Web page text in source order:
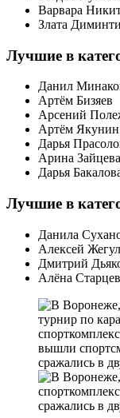
Варвара
Злата
Лучшие в
Данил
Артём Бизяев
Арсений
Артём Якунин
Дарья
Арина Зайцева
Дарья
Лучшие в
Данила
Алексей
Дмитрий
Алёна